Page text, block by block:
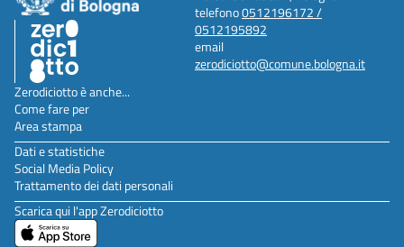
telefono0512196172 /
0512195892
email
zerodiciotto@comune.bologna.it
Zerodiciotto è anche...
Come fare per
Area stampa
Dati e statistiche
Social Media Policy
Trattamento dei dati personali
Scarica qui l'app Zerodiciotto